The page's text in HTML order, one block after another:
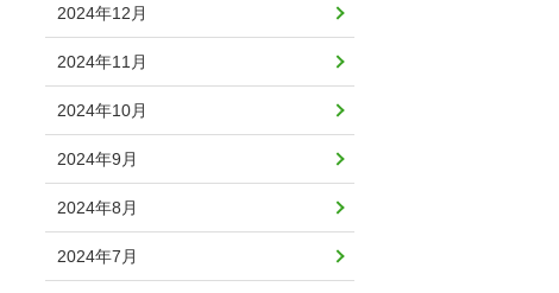
2024年12月
2024年11月
2024年10月
2024年9月
2024年8月
2024年7月